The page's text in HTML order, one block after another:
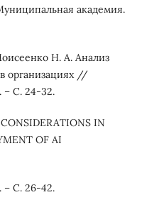
академия.
Н. А. Анализ
организациях //
– С. 24-32.
IN
OF AI
– С. 26-42.